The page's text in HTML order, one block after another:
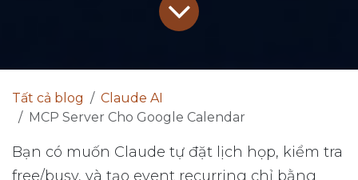
Tất cả blog
Claude AI
MCP Server Cho Google Calendar
Bạn có muốn Claude tự đặt lịch họp, kiểm tra
free/busy, và tạo event recurring chỉ bằng